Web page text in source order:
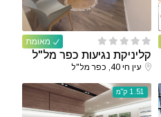
מאומת
קליניקת נגיעות כפר מל"ל
עין חי 40, כפר מל"ל
1.51 ק"מ